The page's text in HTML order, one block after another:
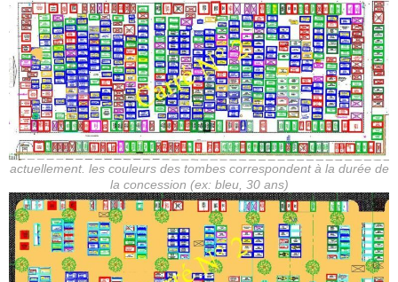
actuellement. les couleurs des tombes correspondent à la durée de
la concession (ex: bleu, 30 ans)